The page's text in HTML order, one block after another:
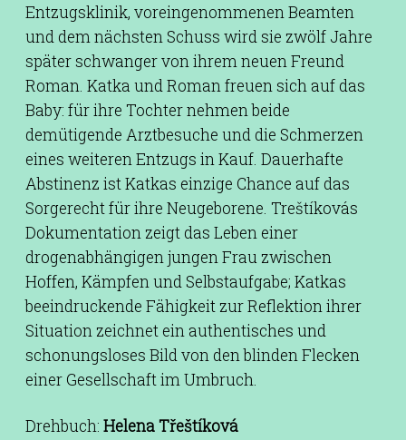
Entzugsklinik, voreingenommenen Beamten
und dem nächsten Schuss wird sie zwölf Jahre
später schwanger von ihrem neuen Freund
Roman. Katka und Roman freuen sich auf das
Baby: für ihre Tochter nehmen beide
demütigende Arztbesuche und die Schmerzen
eines weiteren Entzugs in Kauf. Dauerhafte
Abstinenz ist Katkas einzige Chance auf das
Sorgerecht für ihre Neugeborene. Treštíkovás
Dokumentation zeigt das Leben einer
drogenabhängigen jungen Frau zwischen
Hoffen, Kämpfen und Selbstaufgabe; Katkas
beeindruckende Fähigkeit zur Reflektion ihrer
Situation zeichnet ein authentisches und
schonungsloses Bild von den blinden Flecken
einer Gesellschaft im Umbruch.
Drehbuch: Helena Třeštíková